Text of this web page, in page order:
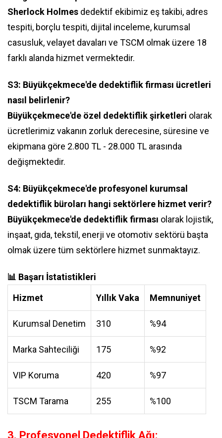
Sherlock Holmes dedektif ekibimiz eş takibi, adres
tespiti, borçlu tespiti, dijital inceleme, kurumsal
casusluk, velayet davaları ve TSCM olmak üzere 18
farklı alanda hizmet vermektedir.
S3: Büyükçekmece'de dedektiflik firması ücretleri
nasıl belirlenir?
Büyükçekmece'de özel dedektiflik şirketleri olarak
ücretlerimiz vakanın zorluk derecesine, süresine ve
ekipmana göre 2.800 TL - 28.000 TL arasında
değişmektedir.
S4: Büyükçekmece'de profesyonel kurumsal
dedektiflik büroları hangi sektörlere hizmet verir?
Büyükçekmece'de dedektiflik firması olarak lojistik,
inşaat, gıda, tekstil, enerji ve otomotiv sektörü başta
olmak üzere tüm sektörlere hizmet sunmaktayız.
📊 Başarı İstatistikleri
Hizmet
Yıllık Vaka Memnuniyet
Kurumsal Denetim 310 %94
Marka Sahteciliği 175 %92
VIP Koruma 420 %97
TSCM Tarama 255 %100
3. Profesyonel Dedektiflik Ağı: